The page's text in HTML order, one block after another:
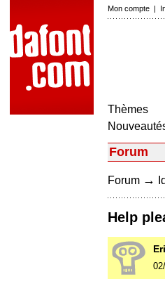
Mon compte |
Thèmes
Forum
Forum →
Help